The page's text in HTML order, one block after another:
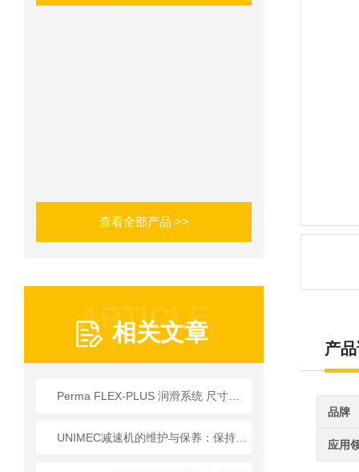
查看全部产品 >>
ARTICLE
相关文章
产
品牌
应用